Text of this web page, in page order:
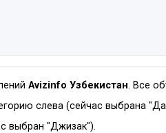
Avizinfo Узбекистан. Все
слева (сейчас выбрана
выбран "Джизак").